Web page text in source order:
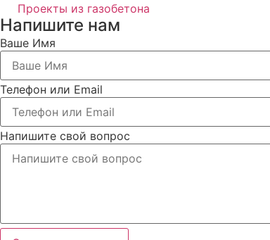
Проекты из газобетона
Напишите нам
Ваше Имя
Телефон или Email
Напишите свой вопрос